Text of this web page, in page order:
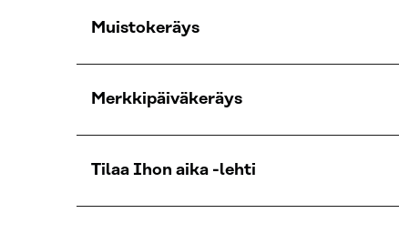
Muistokeräys
Merkkipäiväkeräys
Tilaa Ihon aika -lehti